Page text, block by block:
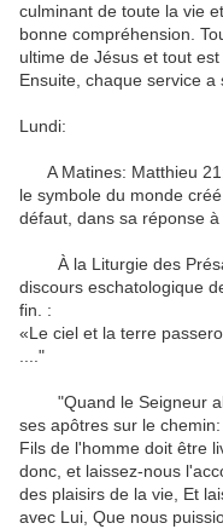
culminant de toute la vie
bonne compréhension
ultime de Jésus et tout est
Ensuite chaque service a
Lundi:
A Matines: Matthieu 21
le symbole du monde créé
défaut , dans sa réponse à
À la Liturgie des
discours eschatologique
fin.
:
«Le ciel et la terre
"
"Quand le Seigneur
ses apôtres sur le chemin:
Fils de l'homme doit être
donc et laissez-nous
des plaisirs de la vie Et
avec Lui Que nous